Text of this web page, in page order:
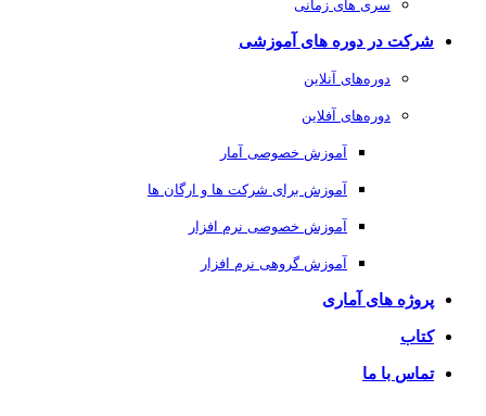
سری های زمانی
شرکت در دوره های آموزشی
دوره‌های آنلاین
دوره‌های آفلاین
آموزش خصوصی آمار
آموزش برای شرکت ها و ارگان ها
آموزش خصوصی نرم افزار
آموزش گروهی نرم افزار
پروژه های آماری
کتاب
تماس با ما